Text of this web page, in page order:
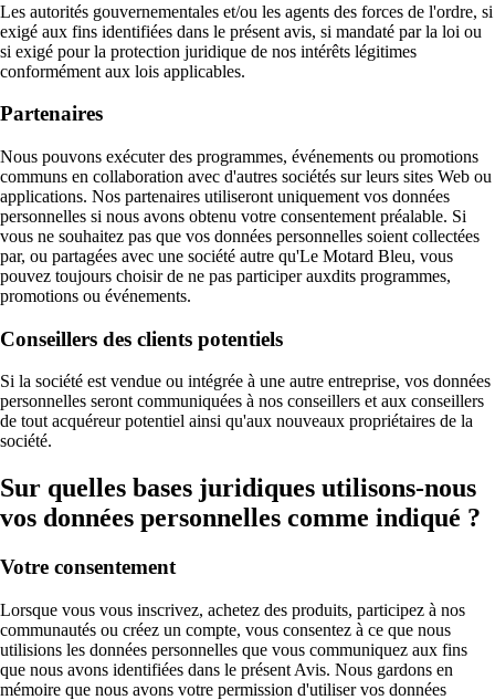
Les autorités gouvernementales et/ou les agents des forces de l'ordre, si
exigé aux fins identifiées dans le présent avis, si mandaté par la loi ou
si exigé pour la protection juridique de nos intérêts légitimes
conformément aux lois applicables.
Partenaires
Nous pouvons exécuter des programmes, événements ou promotions
communs en collaboration avec d'autres sociétés sur leurs sites Web ou
applications. Nos partenaires utiliseront uniquement vos données
personnelles si nous avons obtenu votre consentement préalable. Si
vous ne souhaitez pas que vos données personnelles soient collectées
par, ou partagées avec une société autre qu'Le Motard Bleu, vous
pouvez toujours choisir de ne pas participer auxdits programmes,
promotions ou événements.
Conseillers des clients potentiels
Si la société est vendue ou intégrée à une autre entreprise, vos données
personnelles seront communiquées à nos conseillers et aux conseillers
de tout acquéreur potentiel ainsi qu'aux nouveaux propriétaires de la
société.
Sur quelles bases juridiques utilisons-nous
vos données personnelles comme indiqué ?
Votre consentement
Lorsque vous vous inscrivez, achetez des produits, participez à nos
communautés ou créez un compte, vous consentez à ce que nous
utilisions les données personnelles que vous communiquez aux fins
que nous avons identifiées dans le présent Avis. Nous gardons en
mémoire que nous avons votre permission d'utiliser vos données